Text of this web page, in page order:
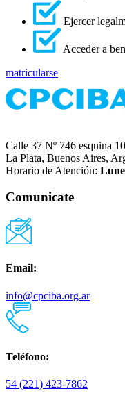
Ejercer
Acceder a
matricularse
Calle 37 Nº 746 esquina
La Plata, Buenos Aires,
Horario de Atención:
Comunicate
Email:
info@cpciba.org.ar
Teléfono:
54 (221) 423-7862